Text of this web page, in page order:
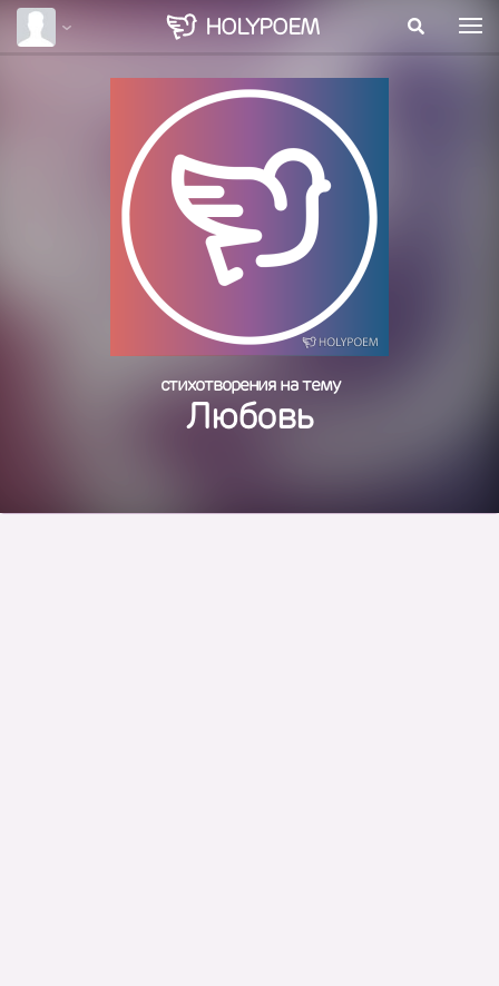
HOLYPOEM
стихотворения на тему
Любовь